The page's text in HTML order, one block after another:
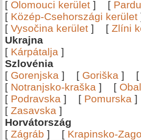
[ Olomouci kerület ] [
[ Közép-Csehországi kerület
[ Vysočina kerület ] [ Zlíni
Ukrajna
[ Kárpátalja ]
Szlovénia
[ Gorenjska ] [ Goriška ] [
[ Notranjsko-kraška ] [
[ Podravska ] [ Pomurska ]
[ Zasavska ]
Horvátország
[ Zágráb ] [ Krapinsko-